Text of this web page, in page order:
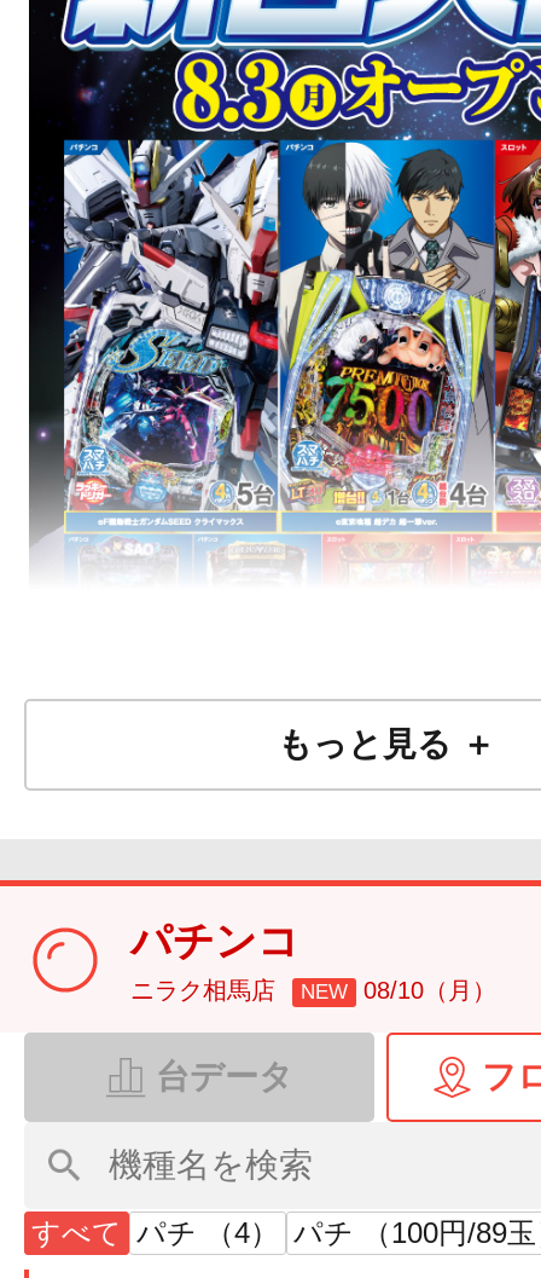
もっと見る ＋
パチンコ
ニラク相馬店 NEW 08/10（月）
台データ フ
すべて パチ （4） パチ （100円/89